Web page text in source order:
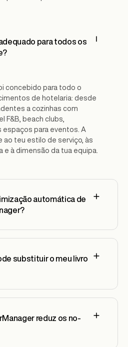
para todos os
concebido para todo o
de hotelaria: desde
a cozinhas com
F&B, beach clubs,
para eventos. A
teu estilo de serviço, às
e à dimensão da tua equipa.
automática de
substituir o meu livro
reduz os no-